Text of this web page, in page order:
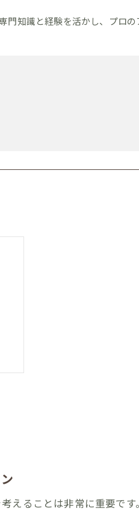
門知識と経験を活かし、プロの
えることは非常に重要です